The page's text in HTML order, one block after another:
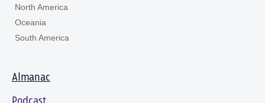
North America
Oceania
South America
Almanac